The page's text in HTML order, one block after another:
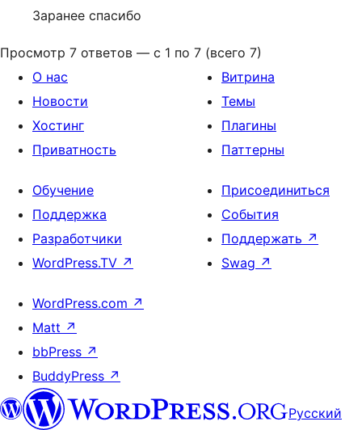
Заранее спасибо
Просмотр 7 ответов — с 1 по 7 (всего 7)
О нас
Новости
Хостинг
Приватность
Витрина
Темы
Плагины
Паттерны
Обучение
Поддержка
Разработчики
WordPress.TV ↗
Присоединиться
События
Поддержать ↗
Swag ↗
WordPress.com ↗
Matt ↗
bbPress ↗
BuddyPress ↗
Русский